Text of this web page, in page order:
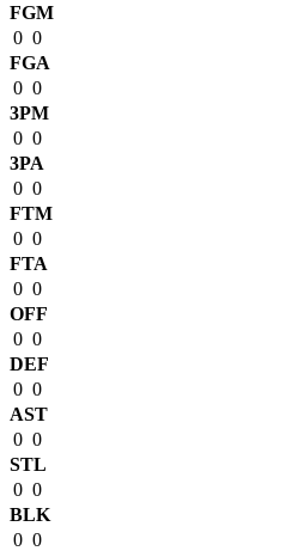
FGM
0 0
FGA
0 0
3PM
0 0
3PA
0 0
FTM
0 0
FTA
0 0
OFF
0 0
DEF
0 0
AST
0 0
STL
0 0
BLK
0 0